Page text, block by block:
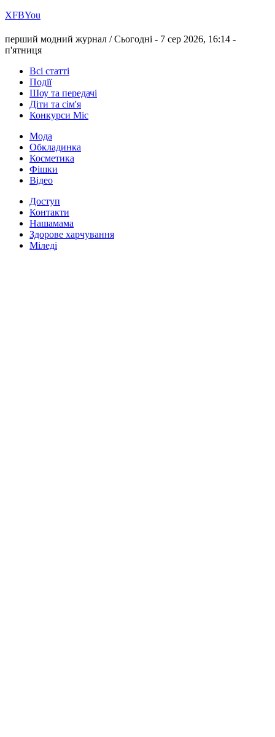
ХFBYou
перший модний журнал /Сьогодні - 7 сер 2026, 16:14 -
п'ятниця
Всі статті
Події
Шоу та передачі
Діти та сім'я
Конкурси Міс
Мода
Обкладинка
Косметика
Фішки
Відео
Доступ
Контакти
Нашамама
Здорове харчування
Міледі